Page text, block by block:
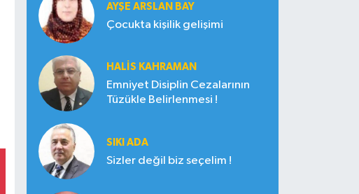
AYŞE ARSLAN BAY
Çocukta kişilik gelişimi
HALIS KAHRAMAN
Emniyet Disiplin Cezalarının
Tüzükle Belirlenmesi !
SIKI ADA
Sizler değil biz seçelim !